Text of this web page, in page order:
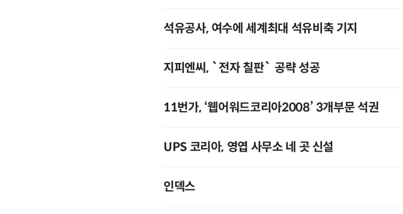
석유공사, 여수에 세계최대 석유비축 기지
지피엔씨, `전자 칠판` 공략 성공
11번가, ‘웹어워드코리아2008’ 3개부문 석권
UPS 코리아, 영엽 사무소 네 곳 신설
인덱스